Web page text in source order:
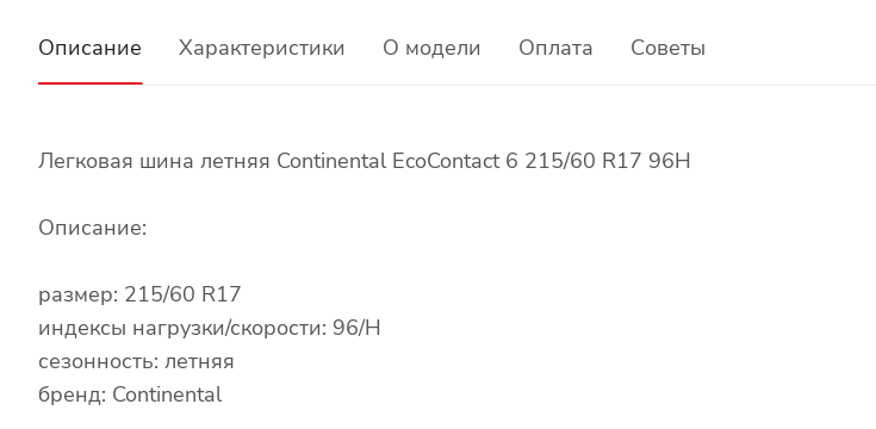
Описание Характеристики О модели Оплата Советы
Легковая шина летняя Continental EcoContact 6 215/60 R17 96H
Описание:
размер: 215/60 R17
индексы нагрузки/скорости: 96/H
сезонность: летняя
бренд: Continental